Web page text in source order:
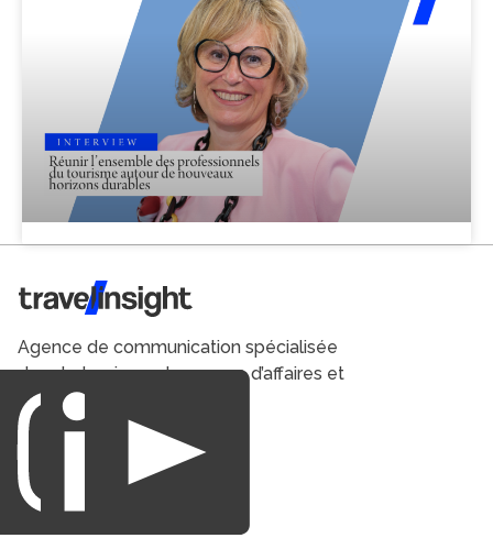
Travel Insight
Agence de communication spécialisée
dans le tourisme du voyage d’affaires et
du loisirs.